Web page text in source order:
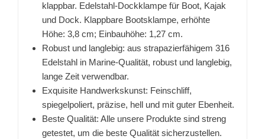
klappbar. Edelstahl-Dockklampe für Boot, Kajak
und Dock. Klappbare Bootsklampe, erhöhte
Höhe: 3,8 cm; Einbauhöhe: 1,27 cm.
Robust und langlebig: aus strapazierfähigem 316
Edelstahl in Marine-Qualität, robust und langlebig,
lange Zeit verwendbar.
Exquisite Handwerkskunst: Feinschliff,
spiegelpoliert, präzise, hell und mit guter Ebenheit.
Beste Qualität: Alle unsere Produkte sind streng
getestet, um die beste Qualität sicherzustellen.